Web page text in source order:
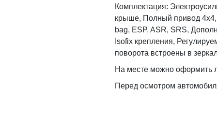
Комплектация:
крыше, Полный привод 4x4,
bag, ESP, ASR, SRS,
Isofix крепления,
поворота встроены в
На месте можно оформить
Перед осмотром